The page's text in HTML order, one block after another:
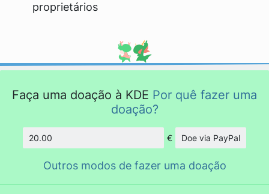
proprietários
Faça uma doação à KDE Por quê fazer uma
doação?
Quantidade
€ Doe via PayPal
Outros modos de fazer uma doação